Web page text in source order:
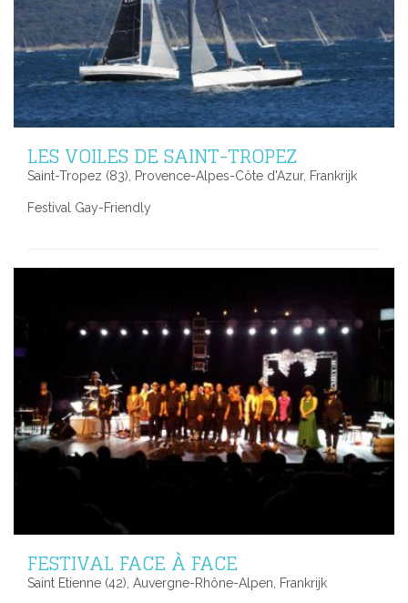
LES VOILES DE SAINT-TROPEZ
Saint-Tropez (83), Provence-Alpes-Côte d'Azur, Frankrijk
Festival Gay-Friendly
FESTIVAL FACE À FACE
Saint Etienne (42), Auvergne-Rhône-Alpen, Frankrijk